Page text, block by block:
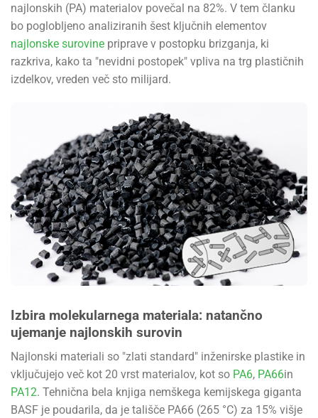
najlonskih (PA) materialov povečal na 82%. V tem članku
bo poglobljeno analiziranih šest ključnih elementov
najlonske surovine priprave v postopku brizganja, ki
razkriva, kako ta "nevidni postopek" vpliva na trg plastičnih
izdelkov, vreden več sto milijard.
Izbira molekularnega materiala: natančno
ujemanje najlonskih surovin
Najlonski materiali so "zlati standard" inženirske plastike in
vključujejo več kot 20 vrst materialov, kot so PA6, PA66in
PA12. Tehnična bela knjiga nemškega kemijskega giganta
BASF je poudarila, da je tališče PA66 (265 °C) za 15% višje